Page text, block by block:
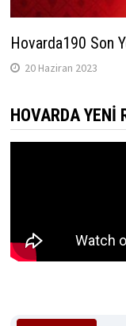
Hovarda190 Son
20 Haziran 2023
HOVARDA YENI